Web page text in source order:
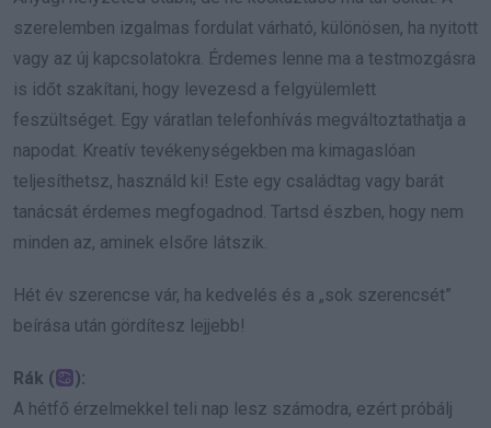
szerelemben izgalmas fordulat várható, különösen, ha nyitott
vagy az új kapcsolatokra. Érdemes lenne ma a testmozgásra
is időt szakítani, hogy levezesd a felgyülemlett
feszültséget. Egy váratlan telefonhívás megváltoztathatja a
napodat. Kreatív tevékenységekben ma kimagaslóan
teljesíthetsz, használd ki! Este egy családtag vagy barát
tanácsát érdemes megfogadnod. Tartsd észben, hogy nem
minden az, aminek elsőre látszik.
Hét év szerencse vár, ha kedvelés és a „sok szerencsét”
beírása után gördítesz lejjebb!
Rák (
):
A hétfő érzelmekkel teli nap lesz számodra, ezért próbálj